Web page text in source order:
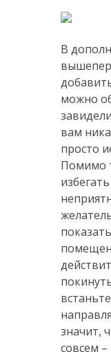
В
можно
вам
просто
Помимо
значит,
совсем